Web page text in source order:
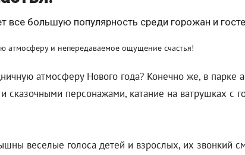
все большую популярность среди горожан и
атмосферу Нового года? Конечно же, в парке
персонажами, катание на ватрушках с
веселые голоса детей и взрослых, их звонкий